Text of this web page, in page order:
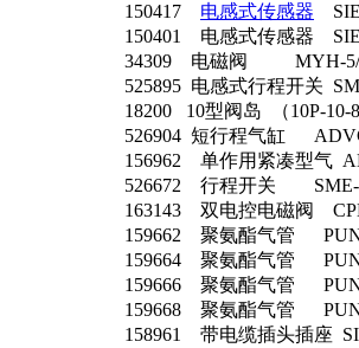
150417 电感式传感器
150401 电感式传感器
34309 电磁阀 MYH-5/
525895 电感式行程开关
18200 10型阀岛 （10P-10-
526904 短行程气缸
156962 单作用紧凑型气
526672 行程开关 SME-
163143 双电控电磁阀
159662 聚氨酯气管
159664 聚氨酯气管
159666 聚氨酯气管
159668 聚氨酯气管
158961 带电缆插头插座